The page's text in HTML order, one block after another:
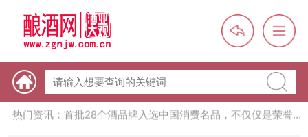
热门资讯：【酒体设计师】职业技能培训及认定班开班通知
热门资讯：未来，传统酒类经销商群体会消失吗？
热门资讯：首批28个酒品牌入选中国消费名品，不仅仅是荣誉那
热门资讯：2024年上市酒企业第三季度报（白酒、啤酒、葡萄